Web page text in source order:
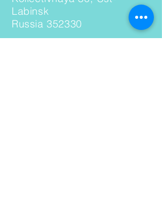
Labinsk
Russia 352330